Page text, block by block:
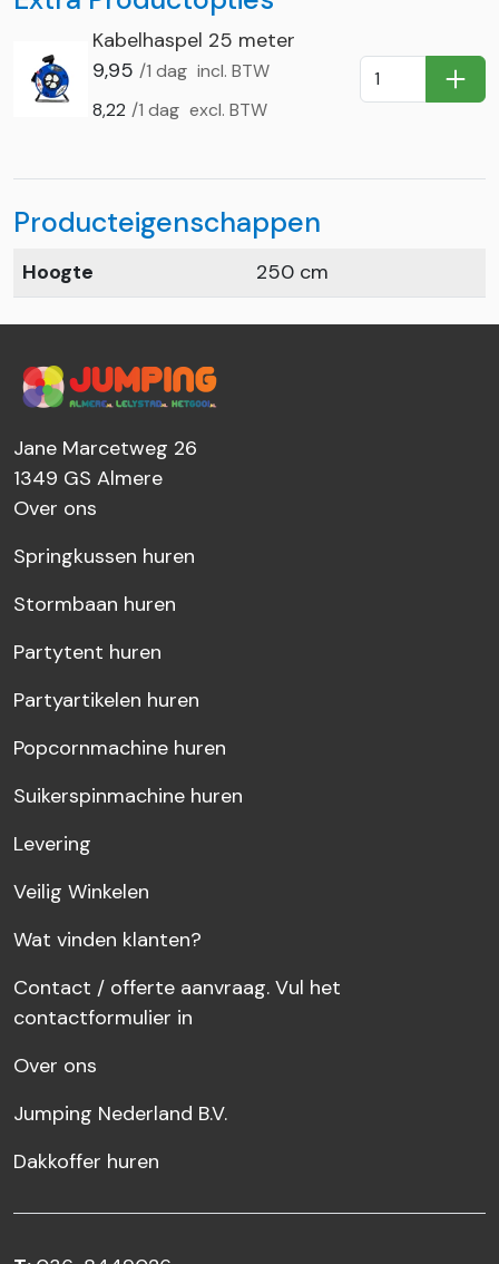
Kabelhaspel 25 meter
9,95 /1 dag incl. BTW
8,22 /1 dag excl. BTW
In
Producteigenschappen
Hoogte 250 cm
Jane Marcetweg 26
1349 GS Almere
Over ons
Springkussen huren
Stormbaan huren
Partytent huren
Partyartikelen huren
Popcornmachine huren
Suikerspinmachine huren
Levering
Veilig Winkelen
Wat vinden klanten?
Contact / offerte aanvraag. Vul het
contactformulier in
Over ons
Jumping Nederland B.V.
Dakkoffer huren